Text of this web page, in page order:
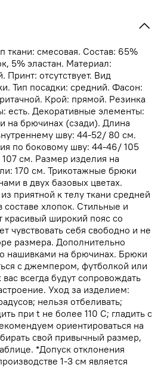
ткани: смесовая. Состав: 65%
5% эластан. Материал:
отсутствует. Вид
Тип посадки: средний. Фасон:
Крой: прямой. Резинка
есть. Декоративные элементы:
на брючинах (сзади). Длина
шву: 44-52/ 80 см.
по боковому шву: 44-46/ 105
см. Размер изделия на
170 см. Трикотажные брюки
в двух базовых цветах.
приятной к телу ткани средней
хлопок. Стильные и
широкий пояс со
чувствовать себя свободно и не
размера. Дополнительно
нашивками на брючинах. Брюки
с джемпером, футболкой или
всегда будут сопровождать
Уход за изделием:
нельзя отбеливать;
при t не более 110 С; гладить с
ориентироваться на
свой привычный размер,
*Допуск отклонения
1-3 см является